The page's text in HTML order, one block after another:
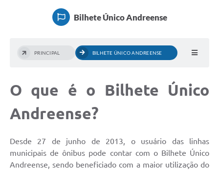
Transporte Escolar
Bilhete Único Andreense
PRINCIPAL BILHETE ÚNICO ANDREENSE
O que é o Bilhete Único
Andreense?
Desde 27 de junho de 2013, o usuário das linhas
municipais de ônibus pode contar com o Bilhete Único
Andreense, sendo beneficiado com a maior utilização do